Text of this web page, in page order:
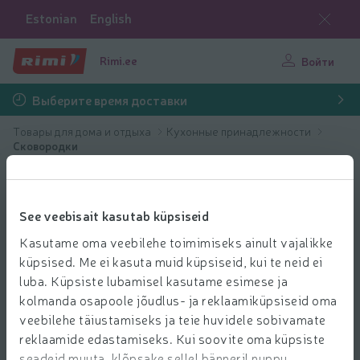
See veebisait kasutab küpsiseid
Kasutame oma veebilehe toimimiseks ainult vajalikke
küpsised. Me ei kasuta muid küpsiseid, kui te neid ei
luba. Küpsiste lubamisel kasutame esimese ja
kolmanda osapoole jõudlus- ja reklaamiküpsiseid oma
veebilehe täiustamiseks ja teie huvidele sobivamate
reklaamide edastamiseks. Kui soovite oma küpsiste
Estonian English
Rimi.ee Войти
Выберите время доставки
Товары для дома и отдыха
Кухонные принадлежности
Сковородки